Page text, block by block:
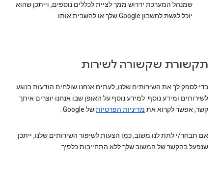
שמנהל המערכת ידרוש ממך לציית לכללים נוספים, וייתכן שהוא
יוכל לגשת לחשבון Google שלך או להשבית אותו
תקשורת שקשורה לשירות
כדי לספק לך את השירותים שלנו, לעתים אנחנו שולחים הודעות בנוגע
לשירותים ומידע נוסף. למידע נוסף על האופן שבו אנחנו יוצרים איתך
קשר, אפשר לקרוא את מדיניות הפרטיותשל Google.
אם תבחר/י לתת לנו משוב, כמו הצעות לשיפור השירותים שלנו, ייתכן
שנפעל בהקשר של המשוב שלך ללא התחייבות כלפיך.